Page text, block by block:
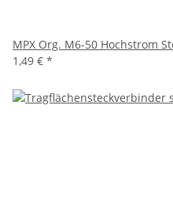
MPX Org. M6-50 Hochstrom
1,49 € *